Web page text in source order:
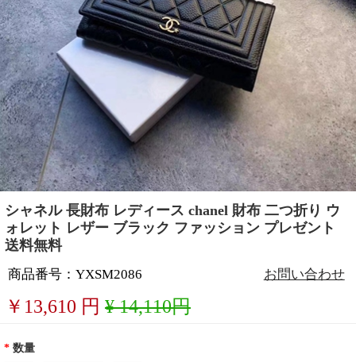
シャネル 長財布 レディース chanel 財布 二つ折り ウ
ォレット レザー ブラック ファッション プレゼント
送料無料
商品番号：YXSM2086 お問い合わせ
￥ 13,610 円 ¥ 14,110円
* 数量